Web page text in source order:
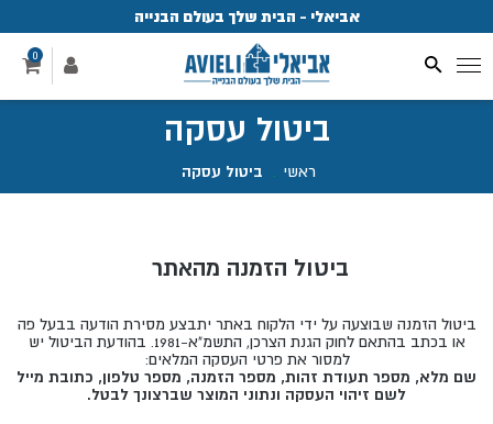
אביאלי - הבית שלך בעולם הבנייה
0
ביטול עסקה
ראשי ביטול עסקה
ביטול הזמנה מהאתר
ביטול הזמנה שבוצעה על ידי הלקוח באתר יתבצע מסירת הודעה בבעל פה
או בכתב בהתאם לחוק הגנת הצרכן, התשמ"א-1981. בהודעת הביטול יש
למסור את פרטי העסקה המלאים:
שם מלא, מספר תעודת זהות, מספר הזמנה, מספר טלפון, כתובת מייל
לשם זיהוי העסקה ונתוני המוצר שברצונך לבטל.